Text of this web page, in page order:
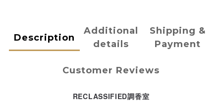
Description
Additional
details
Shipping &
Payment
Customer Reviews
RECLASSIFIED調香室